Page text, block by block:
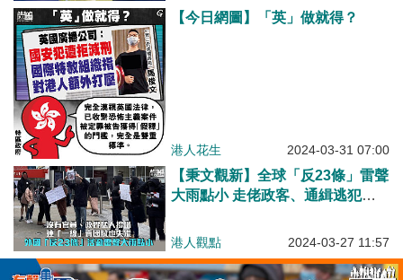
【今日網圖】「英」做就得？
港人花生 2024-03-31 07:00
【秉文觀新】全球「反23條」雷聲
大雨點小 走佬政客、通緝逃犯死
港人觀點 2024-03-27 11:57